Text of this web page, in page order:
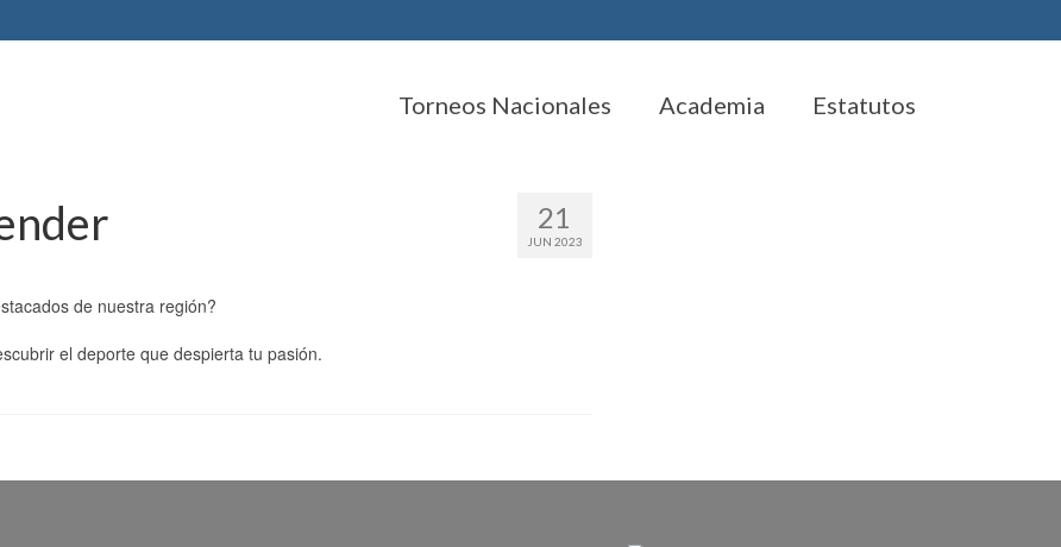
Torneos Nacionales Academia Estatutos
21
JUN 2023
de nuestra región?
el deporte que despierta tu pasión.